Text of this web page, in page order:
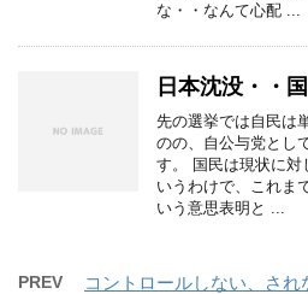
な・・なんて心配 ...
日本沈没・・
先の選挙では自民は
のの、自公与党とし
す。 国民は現状に対
いうわけで、これま
いう意思表明と ...
PREV コントロールしない、さ